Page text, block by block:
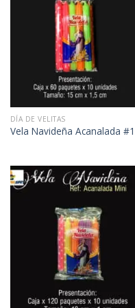
DÍA DE VELITAS
Vela Navideña Acanalada #1